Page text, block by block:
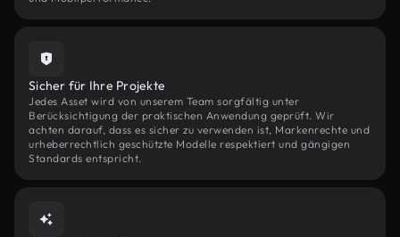
Sicher für Ihre Projekte
Jedes Asset wird von unserem Team sorgfältig unter
Berücksichtigung der praktischen Anwendung geprüft. Wir
achten darauf, dass es sicher zu verwenden ist, Markenrechte und
urheberrechtlich geschützte Modelle respektiert und gängigen
Standards entspricht.